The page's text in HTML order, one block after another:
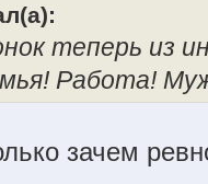
теперь из
Работа!
зачем